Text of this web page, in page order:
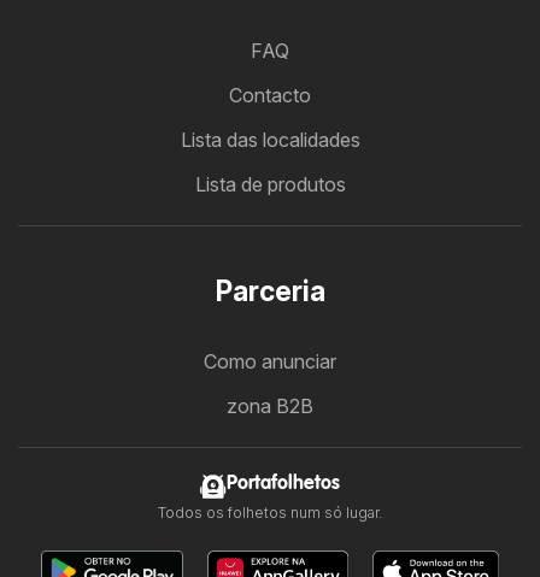
FAQ
Contacto
Lista das localidades
Lista de produtos
Parceria
Como anunciar
zona B2B
Portafolhetos
Todos os folhetos num só lugar.